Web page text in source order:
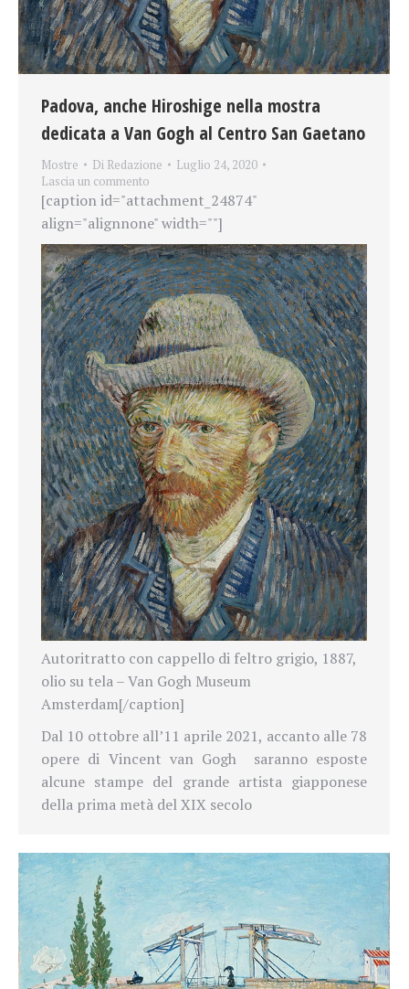
Padova, anche Hiroshige nella mostra
dedicata a Van Gogh al Centro San Gaetano
Mostre Di Redazione
Luglio 24, 2020
Lascia un commento
[caption id="attachment_24874"
align="alignnone" width=""]
Autoritratto con cappello di feltro grigio, 1887,
olio su tela – Van Gogh Museum
Amsterdam[/caption]
Dal 10 ottobre all’11 aprile 2021, accanto alle 78
opere di Vincent van Gogh
saranno esposte
alcune stampe del grande artista giapponese
della prima metà del XIX secolo